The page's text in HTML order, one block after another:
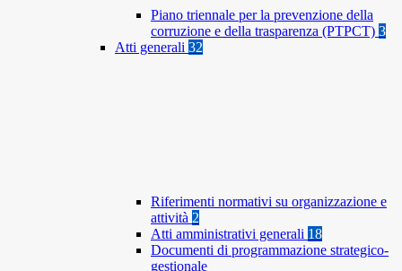
Piano triennale per la prevenzione della
corruzione e della trasparenza (PTPCT) 3
Atti generali 32
Riferimenti normativi su organizzazione e
attività 2
Atti amministrativi generali 18
Documenti di programmazione strategico-
gestionale